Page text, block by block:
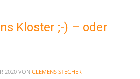
Kloster ;-) – oder
2020 VON CLEMENS STECHER